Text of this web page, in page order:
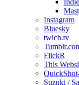
Instagram
Bluesky
twich.tv
FlickR
This
Suzuki /